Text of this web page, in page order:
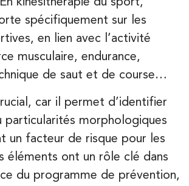
spécifiquement sur les
en lien avec l’activité
musculaire, endurance,
de saut et de course…
car il permet d’identifier
particularités morphologiques
un facteur de risque pour les
éléments ont un rôle clé dans
du programme de prévention,